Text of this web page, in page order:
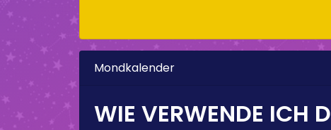
Mondkalender
WIE VERWENDE ICH